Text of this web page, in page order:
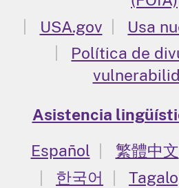
USA.gov
Usa
Política de
Asistencia
Español
繁體中文
한국어